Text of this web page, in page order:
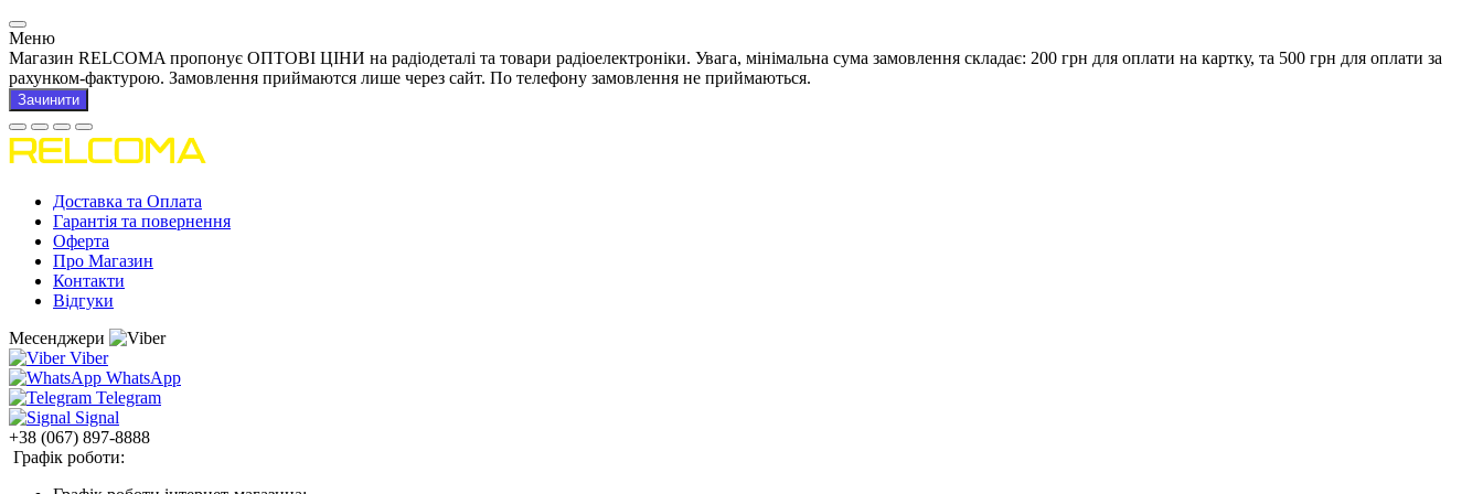
Меню
Магазин RELCOMA пропонує ОПТОВІ ЦІНИ на радіодеталі та товари радіоелектроніки. Увага, мінімальна сума замовлення складає: 200 грн для оплати на картку, та 500 грн для оплати за
рахунком-фактурою. Замовлення приймаются лише через сайт. По телефону замовлення не приймаються.
Зачинити
Доставка та Оплата
Гарантія та повернення
Оферта
Про Магазин
Контакти
Відгуки
Месенджери
Viber
WhatsApp
Telegram
Signal
+38 (067) 897-8888
Графік роботи: